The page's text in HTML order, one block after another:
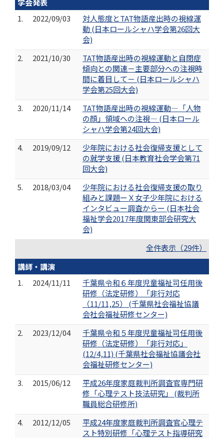
学会発表
1.
2022/09/03
対人態度とTAT物語産出時の視線運
動 (日本ロールシャハ学会第26回大
会)
2.
2021/10/30
TAT物語産出時の視線運動と自閉症
傾向との関連－主要部分への注視時
間に着目して－ (日本ロールシャハ
学会第25回大会)
3.
2020/11/14
TAT物語産出時の視線運動―「人物
の顔」領域への注視― (日本ロール
シャハ学会第24回大会)
4.
2019/09/12
少年院における社会復帰支援として
の就学支援 (日本教育社会学会第71
回大会)
5.
2018/03/04
少年院における社会復帰支援の取り
組みと課題ーＸ女子少年院における
インタビュー調査からー (日本社会
福祉学会2017年度関東部会研究大
会)
全件表示（29件）
講師・講演
1.
2024/11/11
千葉県令和６年度児童福祉司任用後
研修（法定研修）「非行対応
（11/11,25） (千葉県社会福祉協議
会社会福祉研修センター)
2.
2023/12/04
千葉県令和５年度児童福祉司任用後
研修（法定研修）「非行対応」
(12/4,11) (千葉県社会福祉協議会社
会福祉研修センター)
3.
2015/06/12
平成26年度家庭裁判所調査官専門研
修「心理テスト技法研究」 (裁判所
職員総合研修所)
4.
2012/12/05
平成24年度家庭裁判所調査官心理テ
スト特別研修「心理テスト指導研究